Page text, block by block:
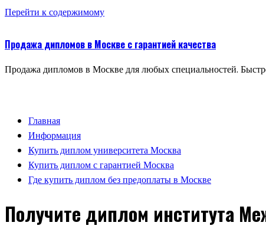
Перейти к содержимому
Продажа дипломов в Москве с гарантией качества
Продажа дипломов в Москве для любых специальностей.
Главная
Информация
Купить диплом университета Москва
Купить диплом с гарантией Москва
Где купить диплом без предоплаты в Москве
Получите диплом института